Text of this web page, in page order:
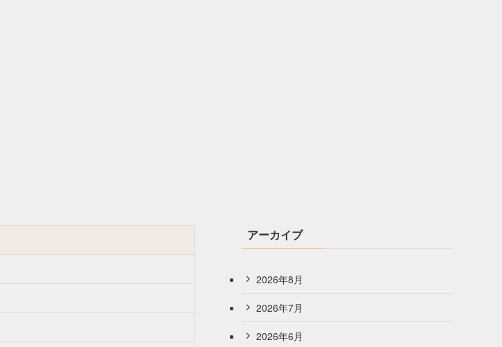
アーカイブ
2026年8月
2026年7月
2026年6月